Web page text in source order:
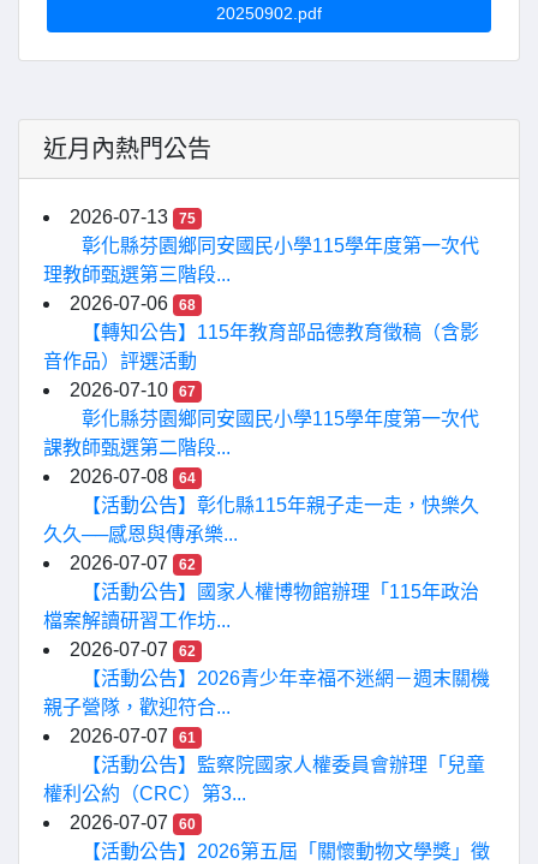
20250902.pdf
近月內熱門公告
2026-07-13 75
彰化縣芬園鄉同安國民小學115學年度第一次代
理教師甄選第三階段...
2026-07-06
68
【轉知公告】115年教育部品德教育徵稿（含影
音作品）評選活動
2026-07-10
67
彰化縣芬園鄉同安國民小學115學年度第一次代
課教師甄選第二階段...
2026-07-08
64
【活動公告】彰化縣115年親子走一走，快樂久
久久──感恩與傳承樂...
2026-07-07
62
【活動公告】國家人權博物館辦理「115年政治
檔案解讀研習工作坊...
2026-07-07
62
【活動公告】2026青少年幸福不迷網－週末關機
親子營隊，歡迎符合...
2026-07-07
61
【活動公告】監察院國家人權委員會辦理「兒童
權利公約（CRC）第3...
2026-07-07
60
【活動公告】2026第五屆「關懷動物文學獎」徵